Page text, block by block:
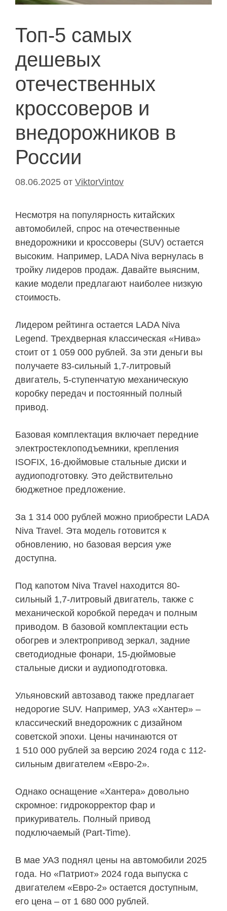
Топ-5 самых
дешевых
отечественных
кроссоверов и
внедорожников в
России
08.06.2025 от ViktorVintov
Несмотря на популярность китайских
автомобилей, спрос на отечественные
внедорожники и кроссоверы (SUV) остается
высоким. Например, LADA Niva вернулась в
тройку лидеров продаж. Давайте выясним,
какие модели предлагают наиболее низкую
стоимость.
Лидером рейтинга остается LADA Niva
Legend. Трехдверная классическая «Нива»
стоит от 1 059 000 рублей. За эти деньги вы
получаете 83-сильный 1,7-литровый
двигатель, 5-ступенчатую механическую
коробку передач и постоянный полный
привод.
Базовая комплектация включает передние
электростеклоподъемники, крепления
ISOFIX, 16-дюймовые стальные диски и
аудиоподготовку. Это действительно
бюджетное предложение.
За 1 314 000 рублей можно приобрести LADA
Niva Travel. Эта модель готовится к
обновлению, но базовая версия уже
доступна.
Под капотом Niva Travel находится 80-
сильный 1,7-литровый двигатель, также с
механической коробкой передач и полным
приводом. В базовой комплектации есть
обогрев и электропривод зеркал, задние
светодиодные фонари, 15-дюймовые
стальные диски и аудиоподготовка.
Ульяновский автозавод также предлагает
недорогие SUV. Например, УАЗ «Хантер» –
классический внедорожник с дизайном
советской эпохи. Цены начинаются от
1 510 000 рублей за версию 2024 года с 112-
сильным двигателем «Евро-2».
Однако оснащение «Хантера» довольно
скромное: гидрокорректор фар и
прикуриватель. Полный привод
подключаемый (Part-Time).
В мае УАЗ поднял цены на автомобили 2025
года. Но «Патриот» 2024 года выпуска с
двигателем «Евро-2» остается доступным,
его цена – от 1 680 000 рублей.